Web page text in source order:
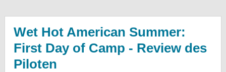
Wet Hot American Summer:
First Day of Camp - Review des
Piloten
Veranstaltungen